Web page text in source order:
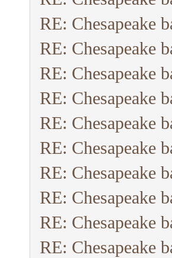
RE: Chesapeake
RE: Chesapeake
RE: Chesapeake
RE: Chesapeake
RE: Chesapeake
RE: Chesapeake
RE: Chesapeake
RE: Chesapeake
RE: Chesapeake
RE: Chesapeake